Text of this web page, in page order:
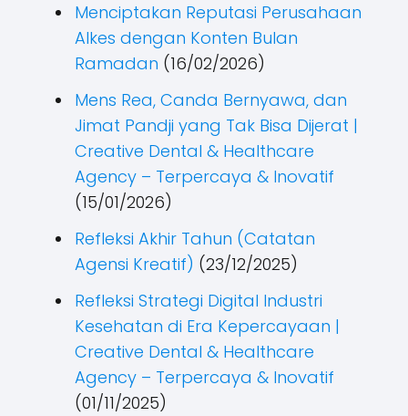
Menciptakan Reputasi Perusahaan
Alkes dengan Konten Bulan
Ramadan (16/02/2026)
Mens Rea, Canda Bernyawa, dan
Jimat Pandji yang Tak Bisa Dijerat |
Creative Dental & Healthcare
Agency – Terpercaya & Inovatif
(15/01/2026)
Refleksi Akhir Tahun (Catatan
Agensi Kreatif) (23/12/2025)
Refleksi Strategi Digital Industri
Kesehatan di Era Kepercayaan |
Creative Dental & Healthcare
Agency – Terpercaya & Inovatif
(01/11/2025)